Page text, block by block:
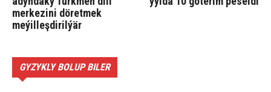
merkezini döretmek
meýilleşdirilýär
GYZYKLY BOLUP BILER